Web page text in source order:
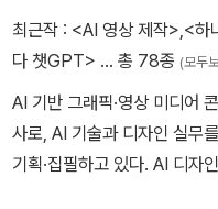
최근작 : <AI 영상 제작>,<하
다 챗GPT> … 총 78종 (모두
AI 기반 그래픽·영상 미디어
사로, AI 기술과 디자인 실무
기획·집필하고 있다. AI 디자